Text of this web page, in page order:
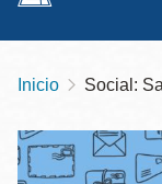
enlaces
de
Inicio Social: